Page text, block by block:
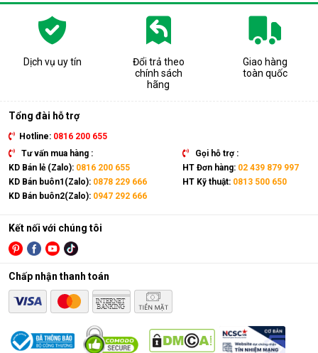
Dịch vụ uy tín
Đổi trả theo
chính sách
hãng
Giao hàng
toàn quốc
Tổng đài hỗ trợ
Hotline: 0816 200 655
Tư vấn mua hàng :
KD Bán lẻ (Zalo): 0816 200 655
KD Bán buôn1(Zalo): 0878 229 666
KD Bán buôn2(Zalo): 0947 292 666
Gọi hỗ trợ :
HT Đơn hàng: 02 439 879 997
HT Kỹ thuật: 0813 500 650
Kết nối với chúng tôi
Chấp nhận thanh toán